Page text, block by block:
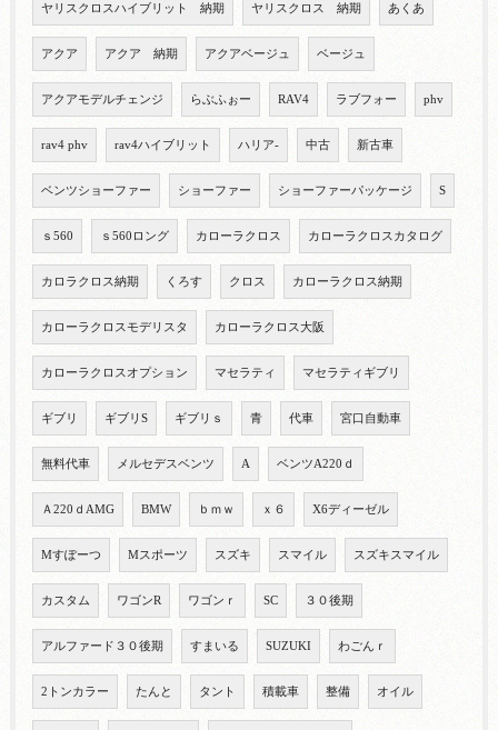
ヤリスクロスハイブリット 納期 ヤリスクロス 納期 あくあ
アクア アクア 納期 アクアベージュ ベージュ
アクアモデルチェンジ らぶふぉー RAV4 ラブフォー phv
rav4 phv rav4ハイブリット ハリア- 中古 新古車
ベンツショーファー ショーファー ショーファーパッケージ S
ｓ560 ｓ560ロング カローラクロス カローラクロスカタログ
カロラクロス納期 くろす クロス カローラクロス納期
カローラクロスモデリスタ カローラクロス大阪
カローラクロスオプション マセラティ マセラティギブリ
ギブリ ギブリS ギブリｓ 青 代車 宮口自動車
無料代車 メルセデスベンツ A ベンツA220ｄ
Ａ220ｄAMG BMW ｂｍｗ ｘ６ X6ディーゼル
Mすぽーつ Mスポーツ スズキ スマイル スズキスマイル
カスタム ワゴンR ワゴンｒ SC ３０後期
アルファード３０後期 すまいる SUZUKI わごんｒ
2トンカラー たんと タント 積載車 整備 オイル